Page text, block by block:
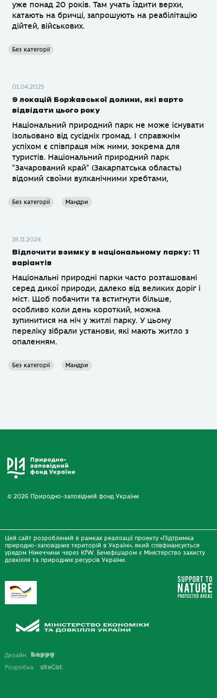
уже понад 20 років. Там учать їздити верхи,
катають на бричці, запрошують на реабілітацію
дійтей, військових.
Без категорії
01.04.2025
9 локацій Боржавської долини, які варто
відвідати цього року
Національний природний парк не може існувати
ізольовано від сусідніх громад. І справжнім
успіхом є співпраця між ними, зокрема для
туристів. Національний природний парк
"Зачарований край" (Закарпатська область)
відомий своїми вулканічними хребтами,
Без категорії Мандри
18.11.2024
Відпочити взимку в національному парку: 11
варіантів
Національні природні парки часто розташовані
серед дикої природи, далеко від великих доріг і
міст. Щоб побачити та встигнути більше,
особливо коли день короткий, можна
зупинитися на ніч у житлі парку. У цьому
переліку зібрали установи, які мають житло з
опаленням.
Без категорії Мандри
© 2026 Природно-заповідний фонд України
Цей сайт розроблений в рамках реалізації проекту «Підтримка
природно-заповідних територій в Україні», який співфінансується
урядом Німеччини через KfW. Бенефіціаром є Міністерство захисту
довкілля та природних ресурсів України.
Дизайн
Розробка
siteGist